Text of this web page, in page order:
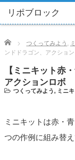
Home つくってみよう ,
ンドドラゴン、アクショ
【ミニキット赤
アクションロボ
つくってみよう, ミニ
ミニキットは赤・
つの作例に組み替